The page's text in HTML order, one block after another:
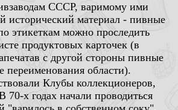
СССР, варимому ими
исторический материал - пивные
этикеткам можно проследить
продуктовых карточек (в
с другой стороны пивные
переименования области).
Клубы коллекционеров,
х годах начали проводиться